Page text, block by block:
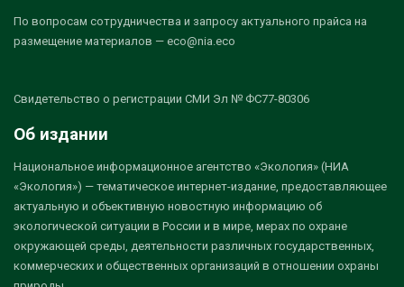
По вопросам сотрудничества и запросу актуального прайса на
размещение материалов — eco@nia.eco
Свидетельство о регистрации СМИ Эл № ФС77-80306
Об издании
Национальное информационное агентство «Экология» (НИА
«Экология») — тематическое интернет-издание, предоставляющее
актуальную и объективную новостную информацию об
экологической ситуации в России и в мире, мерах по охране
окружающей среды, деятельности различных государственных,
коммерческих и общественных организаций в отношении охраны